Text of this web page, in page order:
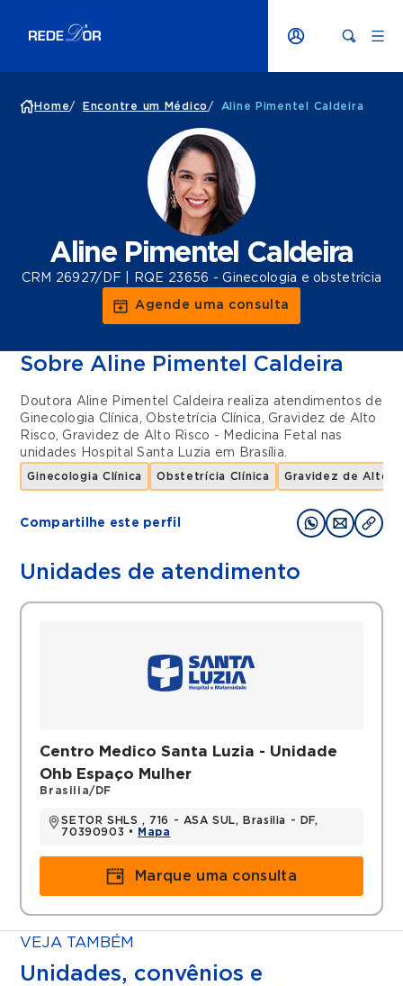
Home/ Encontre um Médico / Aline Pimentel Caldeira
Aline Pimentel Caldeira
CRM 26927/DF | RQE 23656 - Ginecologia e obstetrícia
Agende uma consulta
Sobre Aline Pimentel Caldeira
Doutora Aline Pimentel Caldeira realiza atendimentos de
Ginecologia Clínica, Obstetrícia Clínica, Gravidez de Alto
Risco, Gravidez de Alto Risco - Medicina Fetal
nas
unidades
Hospital Santa Luzia em Brasília.
Ginecologia Clínica Obstetrícia Clínica Gravidez de Alto
Compartilhe este perfil
Unidades de atendimento
Centro Medico Santa Luzia - Unidade
Ohb Espaço Mulher
Brasilia/DF
SETOR SHLS , 716 - ASA SUL, Brasilia - DF,
70390903 •
Mapa
Marque uma consulta
VEJA TAMBÉM
Unidades, convênios e